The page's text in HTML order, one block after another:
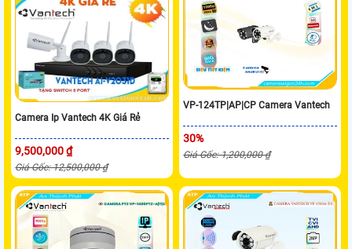
Camera Ip Vantech 4K Giá Rẻ
9,500,000 ₫
Giá Gốc: 12,500,000 ₫
VP-124TP|AP|CP Camera Vantech
30%
Giá Gốc: 1,200,000 ₫